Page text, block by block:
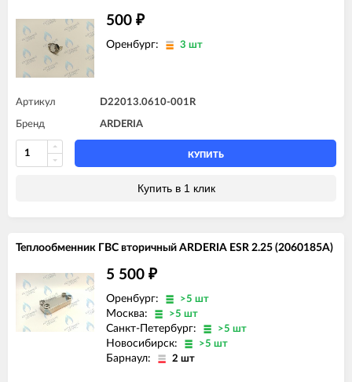
500 ₽
Оренбург: 3 шт
Артикул D22013.0610-001R
Бренд ARDERIA
КУПИТЬ
Купить в 1 клик
Теплообменник ГВС вторичный ARDERIA ESR 2.25 (2060185A)
5 500 ₽
Оренбург: >5 шт
Москва: >5 шт
Санкт-Петербург: >5 шт
Новосибирск: >5 шт
Барнаул: 2 шт